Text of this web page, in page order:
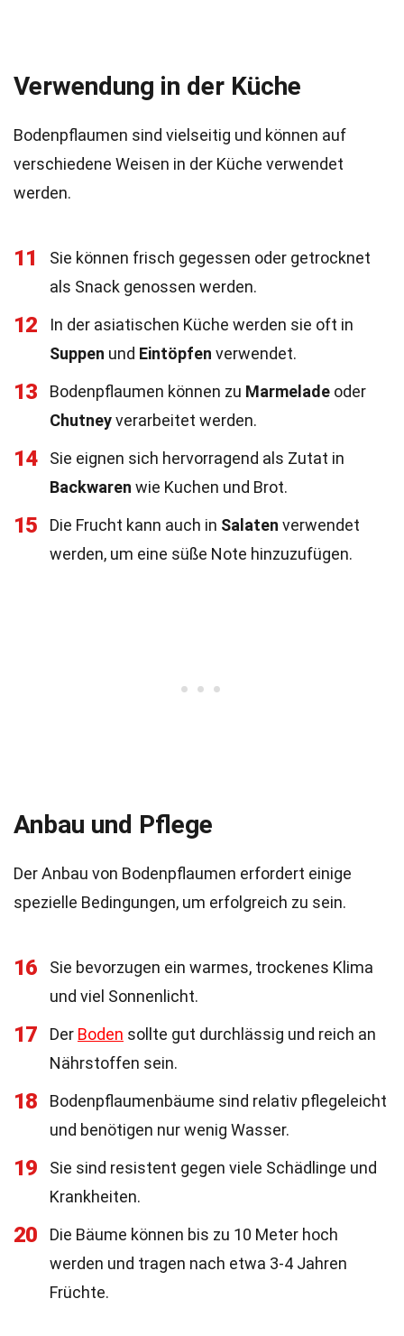
Verwendung in der Küche
Bodenpflaumen sind vielseitig und können auf
verschiedene Weisen in der Küche verwendet
werden.
11
Sie können frisch gegessen oder getrocknet
als Snack genossen werden.
12
In der asiatischen Küche werden sie oft in
Suppen und Eintöpfen verwendet.
13 Bodenpflaumen können zu Marmelade oder
Chutneyverarbeitet werden.
14
Sie eignen sich hervorragend als Zutat in
Backwaren wie Kuchen und Brot.
15 Die Frucht kann auch in Salaten verwendet
werden, um eine süße Note hinzuzufügen.
Anbau und Pflege
Der Anbau von Bodenpflaumen erfordert einige
spezielle Bedingungen, um erfolgreich zu sein.
16
Sie bevorzugen ein warmes, trockenes Klima
und viel Sonnenlicht.
17 Der Boden sollte gut durchlässig und reich an
Nährstoffen sein.
18
Bodenpflaumenbäume sind relativ pflegeleicht
und benötigen nur wenig Wasser.
19
Sie sind resistent gegen viele Schädlinge und
Krankheiten.
20
Die Bäume können bis zu 10 Meter hoch
werden und tragen nach etwa 3-4 Jahren
Früchte.